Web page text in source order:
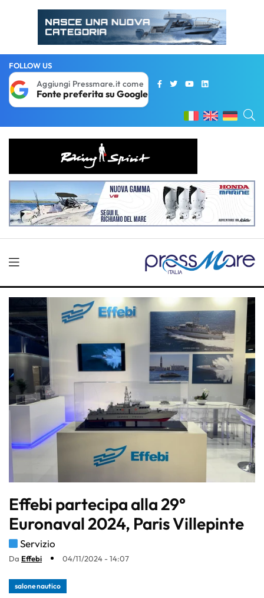
FOLLOW US
Aggiungi Pressmare.it come
Fonte preferita su Google
Effebi partecipa alla 29°
Euronaval 2024, Paris Villepinte
Servizio
Da Effebi 04/11/2024 - 14:07
salone nautico